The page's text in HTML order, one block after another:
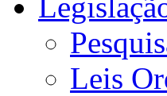
Leis